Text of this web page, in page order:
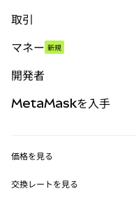
取引
パーペチュアル
RWA
マネー 新規
開発者
MetaMask Connect
MetaMaskを入手
価格を見る
イーサリアムの価格
交換レートを見る